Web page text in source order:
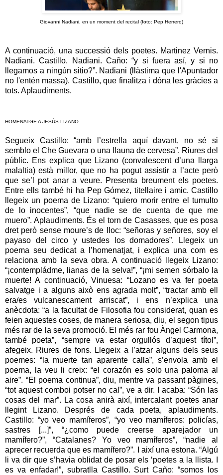
Giovanni Nadiani, en un moment del recital (foto: Pep Herrero)
A continuació, una successió dels poetes. Martinez Vernis.
Nadiani. Castillo. Nadiani. Caño: “y si fuera así, y si no
llegamos a ningún sitio?”. Nadiani (llàstima que l'Apuntador
no l'entén massa). Castillo, que finalitza i dóna les gràcies a
tots. Aplaudiments.
HOMENATGE A JESÚS LIZANO
Segueix Castillo: “amb l’estrella aquí davant, no sé si
semblo el Che Guevara o una llauna de cervesa”. Riures del
públic. Ens explica que Lizano (convalescent d’una llarga
malaltia) està millor, que no ha pogut assistir a l’acte però
que se’l pot anar a veure. Presenta breument els poetes.
Entre ells també hi ha Pep Gómez, titellaire i amic. Castillo
llegeix un poema de Lizano: “quiero morir entre el tumulto
de lo inocentes”, “que nadie se de cuenta de que me
muero”. Aplaudiments. És el torn de Casasses, que es posa
dret però sense moure’s de lloc: “señoras y señores, soy el
payaso del circo y ustedes los domadores”. Llegeix un
poema seu dedicat a l’homenatjat, i explica una com es
relaciona amb la seva obra. A continuació llegeix Lizano:
“¡contempládme, lianas de la selva!”, “¡mi semen sórbalo la
muerte! A continuació, Vinuesa: “Lozano es va fer poeta
salvatge i a alguns això ens agrada molt”, “tractar amb ell
era/es vulcanescament arriscat”, i ens n’explica una
anècdota: “a la facultat de Filosofia fou considerat, quan es
feien aquestes coses, de manera seriosa, diu, el segon tipus
més rar de la seva promoció. El més rar fou Àngel Carmona,
també poeta”, “sempre va estar orgullós d’aquest títol”,
afegeix. Riures de fons. Llegeix a l’atzar alguns dels seus
poemes: “la muerte tan aparente calla”, s’envola amb el
poema, la veu li creix: “el corazón es solo una paloma al
aire”. “El poema continua”, diu, mentre va passant pàgines,
“tot aquest comboi potser no cal”, ve a dir. I acaba: “Són las
cosas del mar”. La cosa anirà així, intercalant poetes anar
llegint Lizano. Després de cada poeta, aplaudiments.
Castillo: “yo veo mamíferos”, “yo veo mamíferos: policías,
sastres [...]”, “¿como puede creerse aparejador un
mamífero?”, “Catalanes? Yo veo mamíferos”, “nadie al
aprecer recuerda que es mamífero?”. I així una estona. “Algú
li va dir que s’havia oblidat de posar els ‘poetes a la llista. I
es va enfadar!”, subratlla Castillo. Surt Caño: “somos los